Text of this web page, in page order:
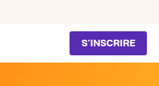
S'INSCRIRE